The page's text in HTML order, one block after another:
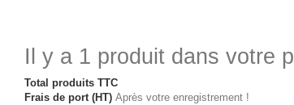
Il y a 1 produit dans votre
Total produits TTC
Frais de port (HT) Après votre enregistrement !